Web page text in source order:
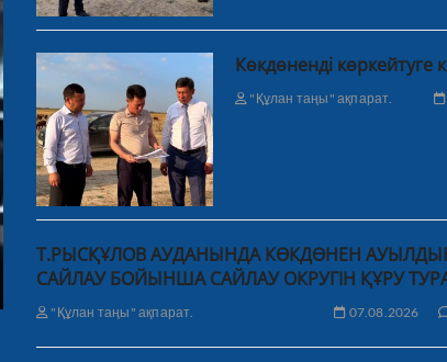
Көкдөненді көркейтуге
"Құлан таңы" ақпарат.
Т.РЫСҚҰЛОВ АУДАНЫНДА КӨКДӨНЕН АУЫЛДЫҚ
САЙЛАУ БОЙЫНША САЙЛАУ ОКРУГІН ҚҰРУ
"Құлан таңы" ақпарат. 07.08.2026